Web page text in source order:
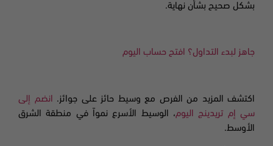
بشكل صحيح بشأن نهاية.
جاهز لبدء التداول؟ افتح حساب اليوم
اكتشف المزيد من الفرص مع وسيط حائز على جوائز. انضم إلى
سي إم تريدينج اليوم، الوسيط الأسرع نمواً في منطقة الشرق
الأوسط.